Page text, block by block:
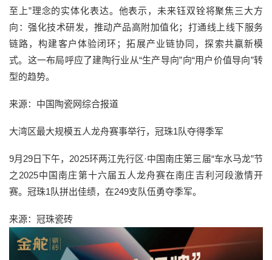
至上”理念的实体化表达。他表示，未来钰双铨将聚焦三大方
向：强化技术研发，推动产品高附加值化；打通线上线下服务
链路，构建客户体验闭环；拓展产业链协同，探索共赢新模
式。这一布局呼应了建陶行业从“生产导向”向“用户价值导向”转
型的趋势。
来源：中国陶瓷网综合报道
大湾区最大规模五人龙舟赛事举行，冠珠1队夺得季军
9月29日下午，2025环两江先行区·中国南庄第三届“车水马龙”节
之2025中国南庄第十六届五人龙舟赛在南庄吉利河段激情开
赛。冠珠1队拼出佳绩，在249支队伍勇夺季军。
来源：冠珠瓷砖